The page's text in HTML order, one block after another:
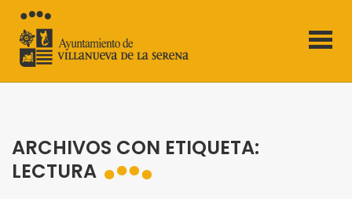
ARCHIVOS CON ETIQUETA:
LECTURA